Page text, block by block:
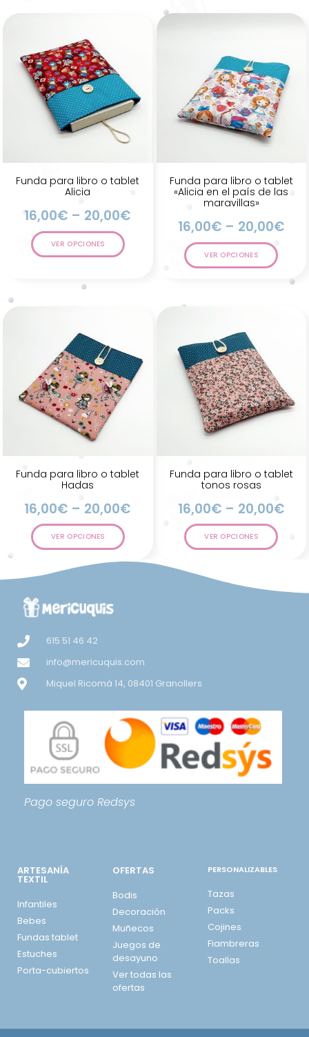
Funda para libro o tablet
Alicia
16,00€ – 20,00€
VER OPCIONES
Funda para libro o tablet
«Alicia en el país de las
maravillas»
16,00€ – 20,00€
VER OPCIONES
Funda para libro o tablet
Hadas
16,00€ – 20,00€
VER OPCIONES
Funda para libro o tablet
tonos rosas
16,00€ – 20,00€
VER OPCIONES
615 51 46 42
info@mericuquis.com
Miquel Ricomà 14, 08401 Granollers
Pago seguro Redsys
ARTESANÍA
TEXTIL
Infantiles
Bebes
Fundas tablet
Estuches
Porta-cubiertos
OFERTAS
Bodis
Decoración
Muñecos
Juegos de
desayuno
Ver todas las
ofertas
PERSONALIZABLES
Tazas
Packs
Cojines
Fiambreras
Toallas